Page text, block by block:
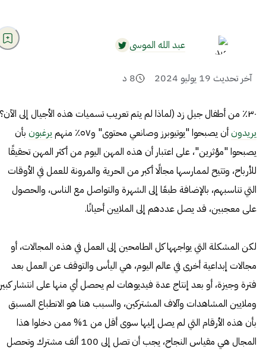
عبد الله الموسى
آخر تحديث 19 يوليو 2024 8 د
٣٠٪ من أطفال جيل زد (لماذا لم يتم تعريب تسميات هذه الأجيال إلى الآن؟)
يريدونأن يصبحوا "يوتيوبرز وصانعي محتوى" و٥٧٪ منهم يرغبون بأن
يصبحوا "مؤثرين"، على اعتبار أن هذه المهن اليوم من أكثر المهن تحقيقًا
للأرباح، وتتيح لممارسها مجالًا أكبر من الحرية والمرونة للعمل في الأوقات
التي تناسبهم، بالإضافة طبعًا إلى الشهرة والتواصل مع الناس، والحصول
على معجبين، قد يصل عددهم إلى الملايين أحيانًا.
لكن المشكلة التي يواجهها كل الطامحين إلى العمل في هذه المجالات، أو
مجالات إبداعية أخرى في عالم اليوم، هي اليأس والتوقف عن العمل بعد
فترة وجيزة، أو بعد إنتاج عدة فيديوهات لم يحصل أي منها على انتشار كبير
وملايين المشاهدات وآلاف المشتركين، والسبب هنا هو الانطباع المسبق
بأن هذه الأرقام التي لم يصل إليها سوى أقل من 1% ممن دخلوا هذا
المجال هي مقياس النجاح، يجب أن تصل إلى 100 ألف مشترك وتحصل